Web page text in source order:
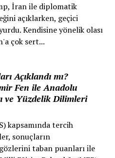
İran ile diplomatik
açıklarken, geçici
Kendisine yönelik olası
çok sert...
Açıklandı mı?
Fen ile Anadolu
ve Yüzdelik Dilimleri
kapsamında tercih
sonuçların
taban puanları ile